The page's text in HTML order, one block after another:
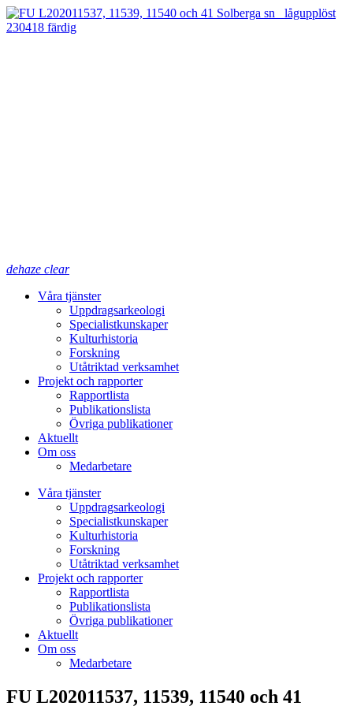
dehaze clear
Våra tjänster
Uppdragsarkeologi
Specialistkunskaper
Kulturhistoria
Forskning
Utåtriktad verksamhet
Projekt och rapporter
Rapportlista
Publikationslista
Övriga publikationer
Aktuellt
Om oss
Medarbetare
Våra tjänster
Uppdragsarkeologi
Specialistkunskaper
Kulturhistoria
Forskning
Utåtriktad verksamhet
Projekt och rapporter
Rapportlista
Publikationslista
Övriga publikationer
Aktuellt
Om oss
Medarbetare
FU L202011537, 11539, 11540 och 41